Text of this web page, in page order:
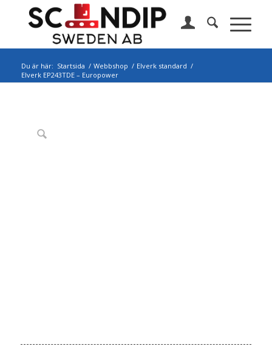
Du är här: Startsida / Webbshop / Elverk standard /
Elverk EP243TDE – Europower